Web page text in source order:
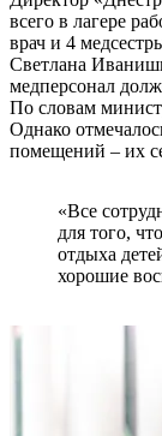
всего в лагере
врач и 4
Светлана
медперсонал
По словам
Однако
помещений – их
«Все
для того,
отдыха
хорошие